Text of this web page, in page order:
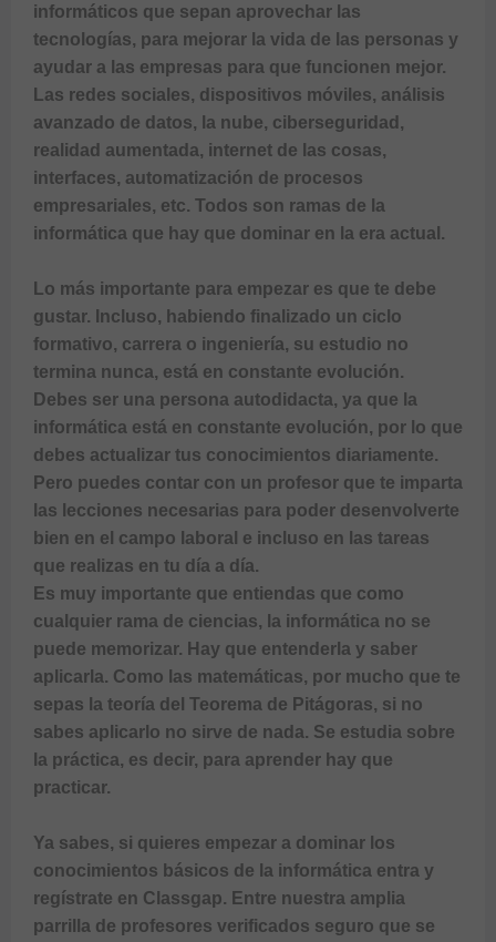
informáticos que sepan aprovechar las
tecnologías, para mejorar la vida de las personas y
ayudar a las empresas para que funcionen mejor.
Las redes sociales, dispositivos móviles, análisis
avanzado de datos, la nube, ciberseguridad,
realidad aumentada, internet de las cosas,
interfaces, automatización de procesos
empresariales, etc. Todos son ramas de la
informática que hay que dominar en la era actual.
Lo más importante para empezar es que te debe
gustar. Incluso, habiendo finalizado un ciclo
formativo, carrera o ingeniería, su estudio no
termina nunca, está en constante evolución.
Debes ser una persona autodidacta, ya que la
informática está en constante evolución, por lo que
debes actualizar tus conocimientos diariamente.
Pero puedes contar con un profesor que te imparta
las lecciones necesarias para poder desenvolverte
bien en el campo laboral e incluso en las tareas
que realizas en tu día a día.
Es muy importante que entiendas que como
cualquier rama de ciencias, la informática no se
puede memorizar. Hay que entenderla y saber
aplicarla. Como las matemáticas, por mucho que te
sepas la teoría del Teorema de Pitágoras, si no
sabes aplicarlo no sirve de nada. Se estudia sobre
la práctica, es decir, para aprender hay que
practicar.
Ya sabes, si quieres empezar a dominar los
conocimientos básicos de la informática entra y
regístrate en Classgap. Entre nuestra amplia
parrilla de profesores verificados seguro que se